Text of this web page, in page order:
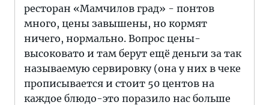
ресторан «Мамчилов град» - понтов
много, цены завышены, но кормят
ничего, нормально. Вопрос цены-
высоковато и там берут ещё деньги за так
называемую сервировку (она у них в чеке
прописывается и стоит 50 центов на
каждое блюдо-это поразило нас больше